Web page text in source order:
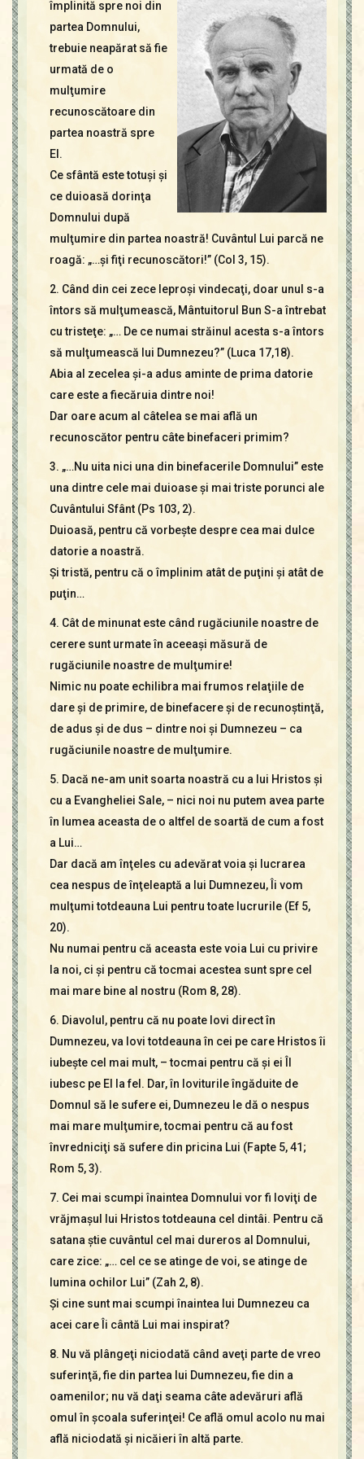
Icoane
Mărgăritare
Calendar
Glosar
Contact
împlinită spre noi din
partea Domnului,
trebuie neapărat să fie
urmată de o
mulţumire
recunoscătoare din
partea noastră spre
El.
Ce sfântă este totuşi şi
ce duioasă dorinţa
Domnului după
mulţumire din partea noastră! Cuvântul Lui parcă ne
roagă: „…şi fiţi recunoscători!” (Col 3, 15).
2. Când din cei zece leproşi vindecaţi, doar unul s-a
întors să mulţumească, Mântuitorul Bun S-a întrebat
cu tristeţe: „… De ce numai străinul acesta s-a întors
să mulţumească lui Dumnezeu?” (Luca 17,18).
Abia al zecelea şi-a adus aminte de prima datorie
care este a fiecăruia dintre noi!
Dar oare acum al câtelea se mai află un
recunoscător pentru câte binefaceri primim?
3. „…Nu uita nici una din binefacerile Domnului” este
una dintre cele mai duioase şi mai triste porunci ale
Cuvântului Sfânt (Ps 103, 2).
Duioasă, pentru că vorbeşte despre cea mai dulce
datorie a noastră.
Şi tristă, pentru că o împlinim atât de puţini şi atât de
puţin…
4. Cât de minunat este când rugăciunile noastre de
cerere sunt urmate în aceeaşi măsură de
rugăciunile noastre de mulţumire!
Nimic nu poate echilibra mai frumos relaţiile de
dare şi de primire, de binefacere şi de recunoştinţă,
de adus şi de dus – dintre noi şi Dumnezeu – ca
rugăciunile noastre de mulţumire.
5. Dacă ne-am unit soarta noastră cu a lui Hristos şi
cu a Evangheliei Sale, – nici noi nu putem avea parte
în lumea aceasta de o altfel de soartă de cum a fost
a Lui…
Dar dacă am înţeles cu adevărat voia şi lucrarea
cea nespus de înţeleaptă a lui Dumnezeu, Îi vom
mulţumi totdeauna Lui pentru toate lucrurile (Ef 5,
20).
Nu numai pentru că aceasta este voia Lui cu privire
la noi, ci şi pentru că tocmai acestea sunt spre cel
mai mare bine al nostru (Rom 8, 28).
6. Diavolul, pentru că nu poate lovi direct în
Dumnezeu, va lovi totdeauna în cei pe care Hristos îi
iubeşte cel mai mult, – tocmai pentru că şi ei Îl
iubesc pe El la fel. Dar, în loviturile îngăduite de
Domnul să le sufere ei, Dumnezeu le dă o nespus
mai mare mulţumire, tocmai pentru că au fost
învredniciţi să sufere din pricina Lui (Fapte 5, 41;
Rom 5, 3).
7. Cei mai scumpi înaintea Domnului vor fi loviţi de
vrăjmaşul lui Hristos totdeauna cel dintâi. Pentru că
satana ştie cuvântul cel mai dureros al Domnului,
care zice: „… cel ce se atinge de voi, se atinge de
lumina ochilor Lui” (Zah 2, 8).
Şi cine sunt mai scumpi înaintea lui Dumnezeu ca
acei care Îi cântă Lui mai inspirat?
8. Nu vă plângeţi niciodată când aveţi parte de vreo
suferinţă, fie din partea lui Dumnezeu, fie din a
oamenilor; nu vă daţi seama câte adevăruri află
omul în şcoala suferinţei! Ce află omul acolo nu mai
află niciodată şi nicăieri în altă parte.